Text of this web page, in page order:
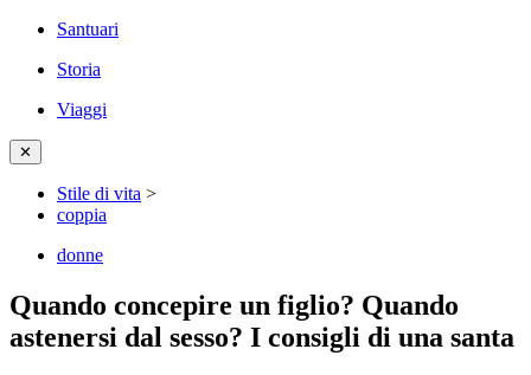
Santuari
Storia
Viaggi
✕
Stile di vita >
coppia
donne
Quando concepire un figlio? Quando
astenersi dal sesso? I consigli di una santa